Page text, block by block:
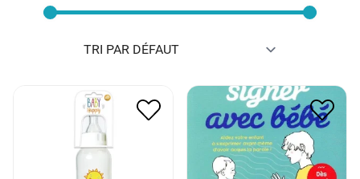
5.00€ 2.50
AVEC BEBE
14.00€ 7.00€